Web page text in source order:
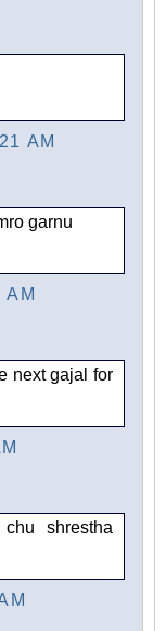
AM
garnu
next gajal for
shrestha